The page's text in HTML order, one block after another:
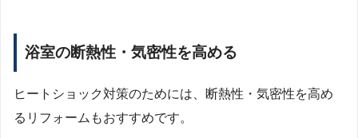
浴室の断熱性・気密性を高める
ヒートショック対策のためには、断熱性・気密性を高め
るリフォームもおすすめです。